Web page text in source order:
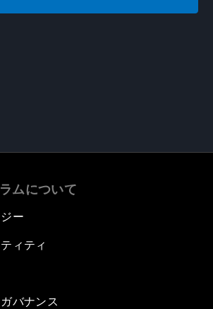
ムについて
ー
ィティ
バナンス